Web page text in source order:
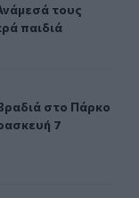
τους
παιδιά
την
βραδιά στο
στο Πάρκο
7